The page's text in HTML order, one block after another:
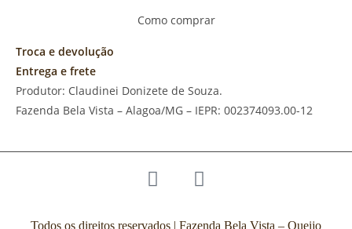
Como comprar
Troca e devolução
Entrega e frete
Produtor: Claudinei Donizete de Souza.
Fazenda Bela Vista – Alagoa/MG – IEPR: 002374093.00-12
Todos os direitos reservados | Fazenda Bela Vista – Queijo